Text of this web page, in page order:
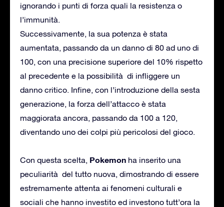
ignorando i punti di forza quali la resistenza o
l’immunità.
Successivamente, la sua potenza è stata
aumentata, passando da un danno di 80 ad uno di
100, con una precisione superiore del 10% rispetto
al precedente e la possibilità di infliggere un
danno critico. Infine, con l’introduzione della sesta
generazione, la forza dell’attacco è stata
maggiorata ancora, passando da 100 a 120,
diventando uno dei colpi più pericolosi del gioco.
Con questa scelta, Pokemon ha inserito una
peculiarità del tutto nuova, dimostrando di essere
estremamente attenta ai fenomeni culturali e
sociali che hanno investito ed investono tutt’ora la